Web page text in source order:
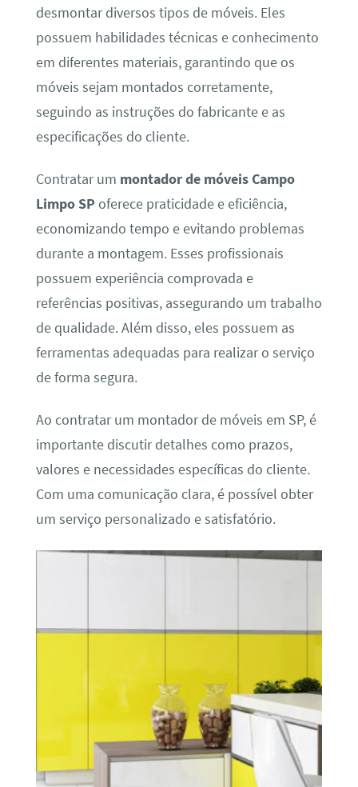
desmontar diversos tipos de móveis. Eles
possuem habilidades técnicas e conhecimento
em diferentes materiais, garantindo que os
móveis sejam montados corretamente,
seguindo as instruções do fabricante e as
especificações do cliente.
Contratar um montador de móveis Campo
Limpo SP oferece praticidade e eficiência,
economizando tempo e evitando problemas
durante a montagem. Esses profissionais
possuem experiência comprovada e
referências positivas, assegurando um trabalho
de qualidade. Além disso, eles possuem as
ferramentas adequadas para realizar o serviço
de forma segura.
Ao contratar um montador de móveis em SP, é
importante discutir detalhes como prazos,
valores e necessidades específicas do cliente.
Com uma comunicação clara, é possível obter
um serviço personalizado e satisfatório.